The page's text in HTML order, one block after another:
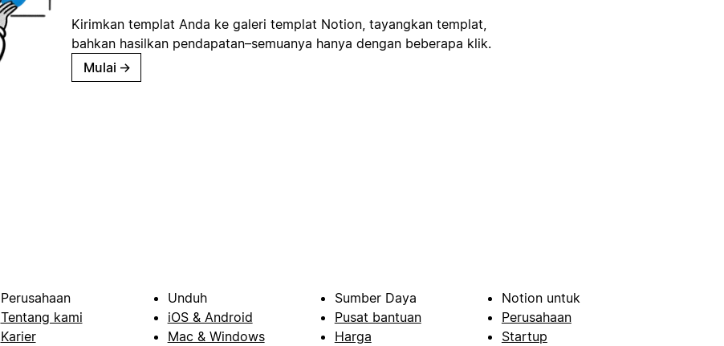
Kirimkan templat Anda ke galeri templat Notion, tayangkan templat,
bahkan hasilkan pendapatan–semuanya hanya dengan beberapa klik.
Mulai →
Perusahaan
Tentang kami
Karier
Unduh
iOS & Android
Mac & Windows
Sumber Daya
Pusat bantuan
Harga
Notion untuk
Perusahaan
Startup